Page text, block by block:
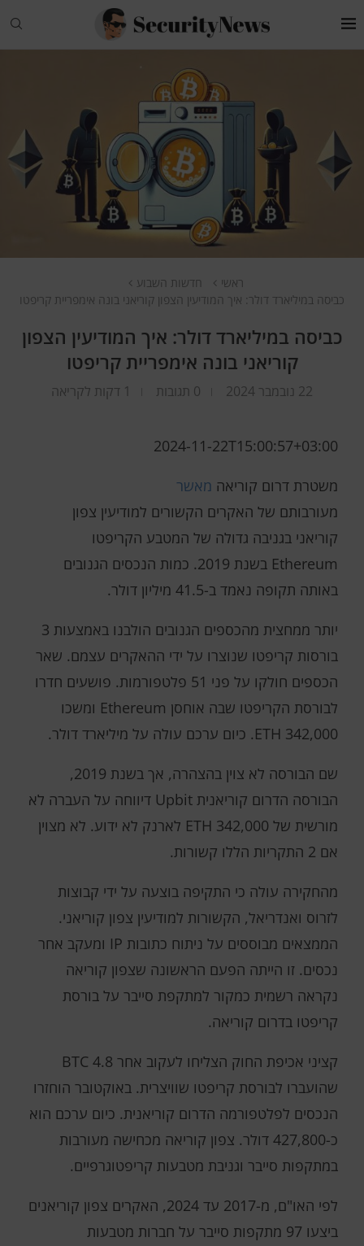
ראשי
חדשות השבוע
כביסה במיליארד דולר: איך המודיעין הצפון קוריאני בונה אימפריית קריפטו
כביסה במיליארד דולר: איך המודיעין הצפון
קוריאני בונה אימפריית קריפטו
22 נובמבר 2024 0 תגובות 1 דקות לקריאה
2024-11-22T15:00:57+03:00
משטרת דרום קוריאה מאשר
מעורבותם של האקרים הקשורים למודיעין צפון
קוריאני בגניבה גדולה של המטבע הקריפטו
Ethereum בשנת 2019. כמות הנכסים הגנובים
באותה תקופה נאמד ב-41.5 מיליון דולר.
יותר ממחצית מהכספים הגנובים הולבנו באמצעות 3
בורסות קריפטו שנוצרו על ידי ההאקרים עצמם. שאר
הכספים חולקו על פני 51 פלטפורמות. פושעים חדרו
לבורסת הקריפטו שבה אוחסן Ethereum ומשכו
342,000 ETH. כיום ערכם עולה על מיליארד דולר.
שם הבורסה לא צוין בהצהרה, אך בשנת 2019,
הבורסה הדרום קוריאנית Upbit דיווחה על העברה לא
מורשית של 342,000 ETH לארנק לא ידוע. לא מצוין
אם 2 התקריות הללו קשורות.
מהחקירה עולה כי התקיפה בוצעה על ידי קבוצות
לזרוס ואנדריאל, הקשורות למודיעין צפון קוריאני.
הממצאים מבוססים על ניתוח כתובות IP ומעקב אחר
נכסים. זו הייתה הפעם הראשונה שצפון קוריאה
נקראה רשמית כמקור למתקפת סייבר על בורסת
קריפטו בדרום קוריאה.
קציני אכיפת החוק הצליחו לעקוב אחר 4.8 BTC
שהועברו לבורסת קריפטו שוויצרית. באוקטובר הוחזרו
הנכסים לפלטפורמה הדרום קוריאנית. כיום ערכם הוא
כ-427,800 דולר. צפון קוריאה מכחישה מעורבות
במתקפות סייבר וגניבת מטבעות קריפטוגרפיים.
לפי האו"ם, מ-2017 עד 2024, האקרים צפון קוריאנים
ביצעו 97 מתקפות סייבר על חברות מטבעות